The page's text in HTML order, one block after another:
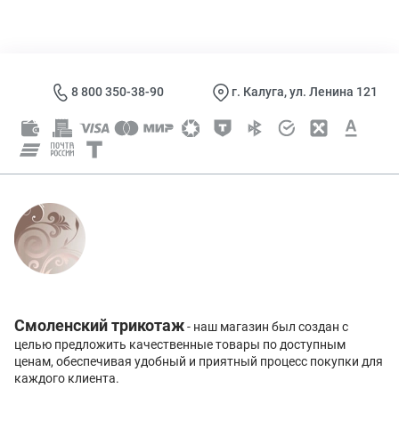
8 800 350-38-90 г. Калуга, ул. Ленина 121
Смоленский трикотаж- наш магазин был создан с
целью предложить качественные товары по доступным
ценам, обеспечивая удобный и приятный процесс покупки для
каждого клиента.